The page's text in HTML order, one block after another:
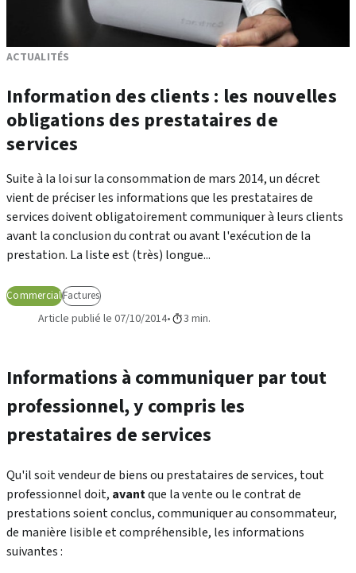
ACTUALITÉS
Information des clients : les nouvelles
obligations des prestataires de
services
Suite à la loi sur la consommation de mars 2014, un décret
vient de préciser les informations que les prestataires de
services doivent obligatoirement communiquer à leurs clients
avant la conclusion du contrat ou avant l'exécution de la
prestation. La liste est (très) longue...
CommercialFactures
Article publié le 07/10/2014 3 min.
Informations à communiquer par tout
professionnel, y compris les
prestataires de services
Qu'il soit vendeur de biens ou prestataires de services, tout
professionnel doit, avantque la vente ou le contrat de
prestations soient conclus, communiquer au consommateur,
de manière lisible et compréhensible, les informations
suivantes :